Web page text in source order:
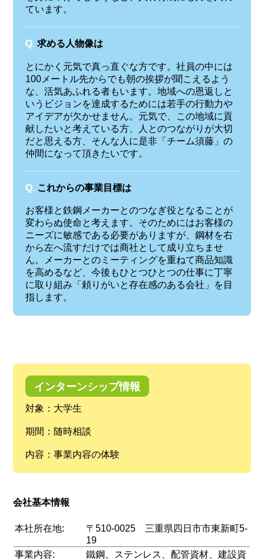
ています。
Q. 求める人物像は
とにかく元気で真っ直ぐな方です。社員の中には
100メートル先からでも朝の挨拶が聞こえるよう
な、活気あふれる者もいます。地域への恩返しと
いうビジョンを達成するためには若手の行動力や
アイデアが欠かせません。元気で、この地域に貢
献したいと考えている方、人とのつながりが大切
だと思える方、そんな人に是非「チーム須藤」の
仲間になって頂きたいです。
Q. これからの事業目標は
お客様と鉄鋼メーカーとのつなぎ役となることが
変わらぬ使命と考えます。そのためにはお客様の
ニーズに敏感である必要がありますが、鋼材を右
から左へ流すだけでは商社として成り立ちませ
ん。メーカーとのミーティングを重ねて商品知識
を高めるなど、今後もひとつひとつの仕事に丁寧
に取り組み「頼りがいと存在感のある会社」を目
指します。
インターンシップ情報
対象：大学生
期間：随時相談
内容：事業内容の体験
会社基本情報
本社所在地:
〒510-0025 三重県四日市市東新町5-
19
事業内容:
鐵鋼、ステンレス、配管資材、建設資